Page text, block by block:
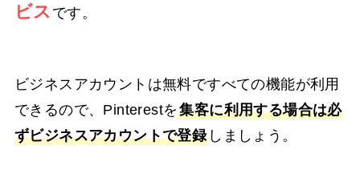
ビス です。
ビジネスアカウントは無料ですべての機能が利用
できるので、Pinterestを集客に利用する場合は必
ずビジネスアカウントで登録 しましょう。